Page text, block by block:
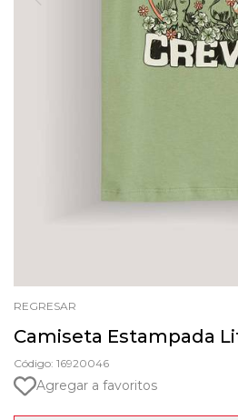
REGRESAR
Camiseta Estampada
Código: 16920046
Agregar a favoritos